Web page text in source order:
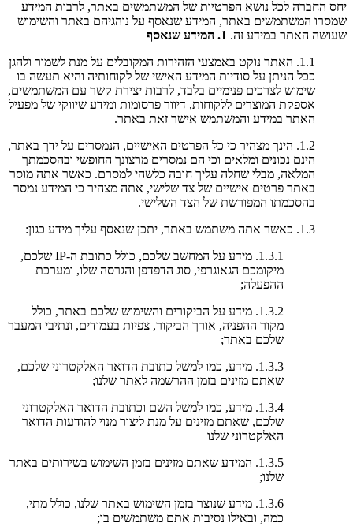
יחס החברה לכל נושא הפרטיות של המשתמשים באתר, לרבות המידע
שמסרו המשתמשים באתר, המידע שנאסף על נוהגיהם באתר והשימוש
שעושה האתר במידע זה. 1. המידע שנאסף
1.1. האתר נוקט באמצעי הזהירות המקובלים על מנת לשמור ולהגן
ככל הניתן על סודיות המידע האישי של לקוחותיה והיא תעשה בו
שימוש לצרכים פנימיים בלבד, לרבות יצירת קשר עם המשתמשים,
אספקת המוצרים ללקוחות, דיוור פרסומות ומידע שיווקי של מפעיל
האתר במידע והמשתמש אישר זאת באתר.
1.2. הינך מצהיר כי כל הפרטים האישיים, הנמסרים על ידך באתר,
הינם נכונים ומלאים וכי הם נמסרים מרצונך החופשי ובהסכמתך
המלאה, מבלי שחלה עליך חובה כלשהי למסרם. כאשר אתה מוסר
באתר פרטים אישיים של צד שלישי, אתה מצהיר כי המידע נמסר
בהסכמתו המפורשת של הצד השלישי.
1.3. כאשר אתה משתמש באתר, יתכן שנאסף עליך מידע כגון:
1.3.1. מידע על המחשב שלכם, כולל כתובת ה-IP שלכם,
מיקומכם הגאוגרפי, סוג הדפדפן והגרסה שלו, ומערכת
ההפעלה;
1.3.2. מידע על הביקורים והשימוש שלכם באתר, כולל
מקור ההפניה, אורך הביקור, צפיות בעמודים, ונתיבי המעבר
שלכם באתר;
1.3.3. מידע, כמו למשל כתובת הדואר האלקטרוני שלכם,
שאתם מזינים בזמן ההרשמה לאתר שלנו;
1.3.4. מידע, כמו למשל השם וכתובת הדואר האלקטרוני
שלכם, שאתם מזינים על מנת ליצור מנוי להודעות הדואר
האלקטרוני שלנו
1.3.5. המידע שאתם מזינים בזמן השימוש בשירותים באתר
שלנו;
1.3.6. מידע שנוצר בזמן השימוש באתר שלנו, כולל מתי,
כמה, ובאילו נסיבות אתם משתמשים בו;